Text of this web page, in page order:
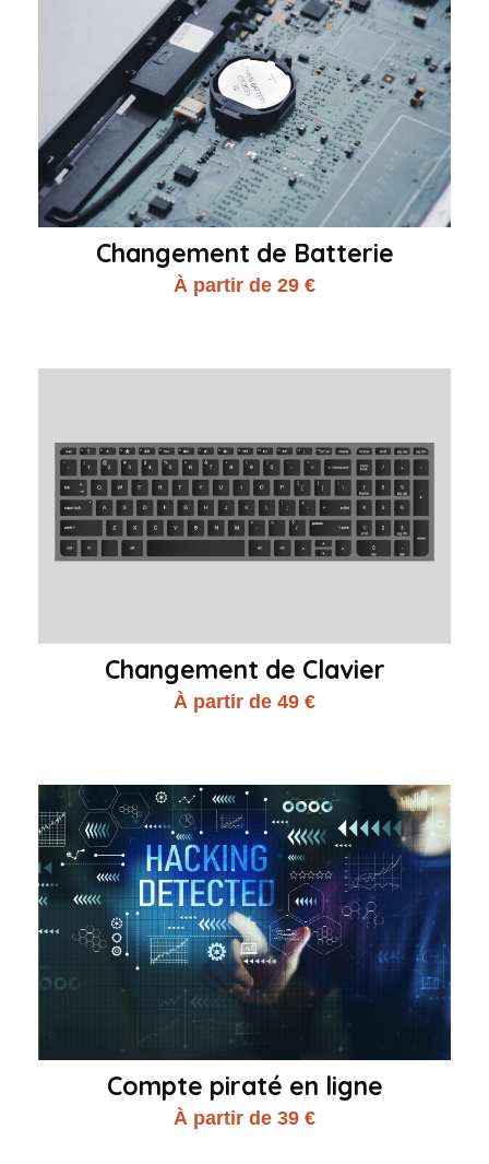
Changement de Batterie
À partir de 29 €
Changement de Clavier
À partir de 49 €
Compte piraté en ligne
À partir de 39 €